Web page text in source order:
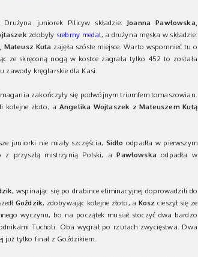
juniorek Pilicyw składzie:Joanna Pawłowska,
zdobyły srebrny medal, a drużyna męska w składzie:
Mateusz Kuta zajęła szóste miejsce. Warto wspomnieć tu o
ze skręconą nogą w kostce zagrała tylko 452 to została
zawody kręglarskie dla Kasi.
zakończyły się podwójnym triumfem tomaszowian.
kolejne złoto, a Angelika Wojtaszek z Mateuszem Kutą
juniorki nie miały szczęścia, Sidło odpadła w pierwszym
z przyszłą mistrzynią Polski, aPawłowskaodpadła w
, wspinając się po drabince eliminacyjnej doprowadzili do
Goździk, zdobywając kolejne złoto, a Kosz cieszył się ze
wyczynu, bo na początek musiał stoczyć dwa bardzo
Tucholi. Oba wygrał po rzutach zwycięstwa. Dwa
już tylko finał z Goździkiem.